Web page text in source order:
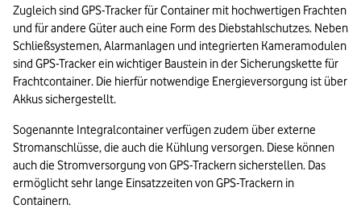
Zugleich sind GPS-Tracker für Container mit hochwertigen Frachten
und für andere Güter auch eine Form des Diebstahlschutzes. Neben
Schließsystemen, Alarmanlagen und integrierten Kameramodulen
sind GPS-Tracker ein wichtiger Baustein in der Sicherungskette für
Frachtcontainer. Die hierfür notwendige Energieversorgung ist über
Akkus sichergestellt.
Sogenannte Integralcontainer verfügen zudem über externe
Stromanschlüsse, die auch die Kühlung versorgen. Diese können
auch die Stromversorgung von GPS-Trackern sicherstellen. Das
ermöglicht sehr lange Einsatzzeiten von GPS-Trackern in
Containern.